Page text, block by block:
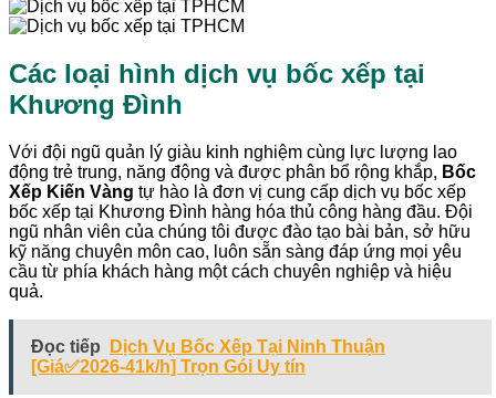
Các loại hình dịch vụ bốc xếp tại
Khương Đình
Với đội ngũ quản lý giàu kinh nghiệm cùng lực lượng lao
động trẻ trung, năng động và được phân bổ rộng khắp, Bốc
Xếp Kiến Vàng tự hào là đơn vị cung cấp dịch vụ bốc xếp
bốc xếp tại Khương Đình hàng hóa thủ công hàng đầu. Đội
ngũ nhân viên của chúng tôi được đào tạo bài bản, sở hữu
kỹ năng chuyên môn cao, luôn sẵn sàng đáp ứng mọi yêu
cầu từ phía khách hàng một cách chuyên nghiệp và hiệu
quả.
Đọc tiếp
Dịch Vụ Bốc Xếp Tại Ninh Thuận
[Giá✅2026-41k/h] Trọn Gói Uy tín